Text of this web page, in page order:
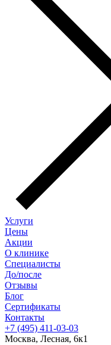
Услуги
Цены
Акции
О клинике
Специалисты
До/после
Отзывы
Блог
Сертификаты
Контакты
+7 (495) 411-03-03
Москва, Лесная, 6к1